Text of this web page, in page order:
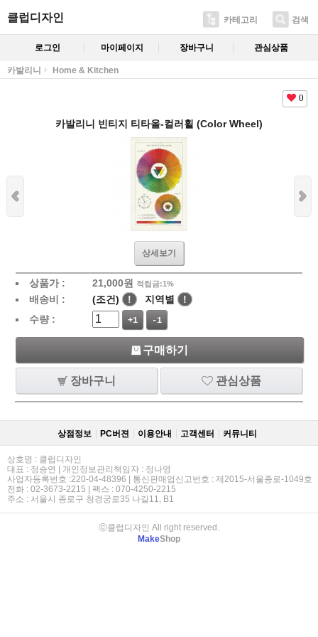
클럽디자인 카테고리 검색
로그인 마이페이지 장바구니 관심상품
카발리니 Home & Kitchen
0
카발리니 빈티지 티타올-컬러휠 (Color Wheel)
상세보기
상품가 : 21,000원 적립금:1%
배송비 : (조건) ! 지역별
!
수량 :
+1 -1
구매하기
장바구니 관심상품
상점정보 PC버젼 이용안내 고객센터 커뮤니티
상호명 : 클럽디자인
대표 : 정승연 | 개인정보관리책임자 : 정나영
사업자등록번호 :220-04-48396 | 통신판매업신고번호 : 제2015-서울종로-1049호
전화 : 02-3673-2215 | 팩스 : 070-4250-2215
주소 : 서울시 종로구 창경궁로35 나길11, B1
ⓒ클럽디자인 All right reserved.
MakeShop